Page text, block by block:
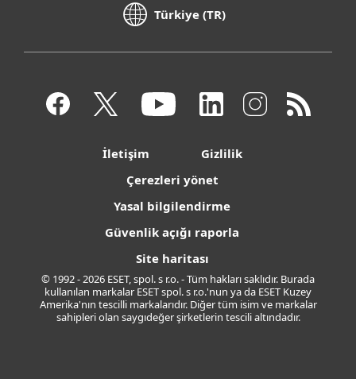
Türkiye (TR)
İletişim
Gizlilik
Çerezleri yönet
Yasal bilgilendirme
Güvenlik açığı raporla
Site haritası
© 1992 - 2026 ESET, spol. s r.o. - Tüm hakları saklıdır. Burada
kullanılan markalar ESET spol. s r.o.'nun ya da ESET Kuzey
Amerika'nın tescilli markalarıdır. Diğer tüm isim ve markalar
sahipleri olan saygıdeğer şirketlerin tescili altındadır.